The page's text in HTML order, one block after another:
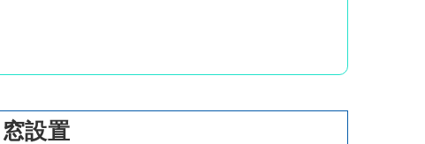
設置